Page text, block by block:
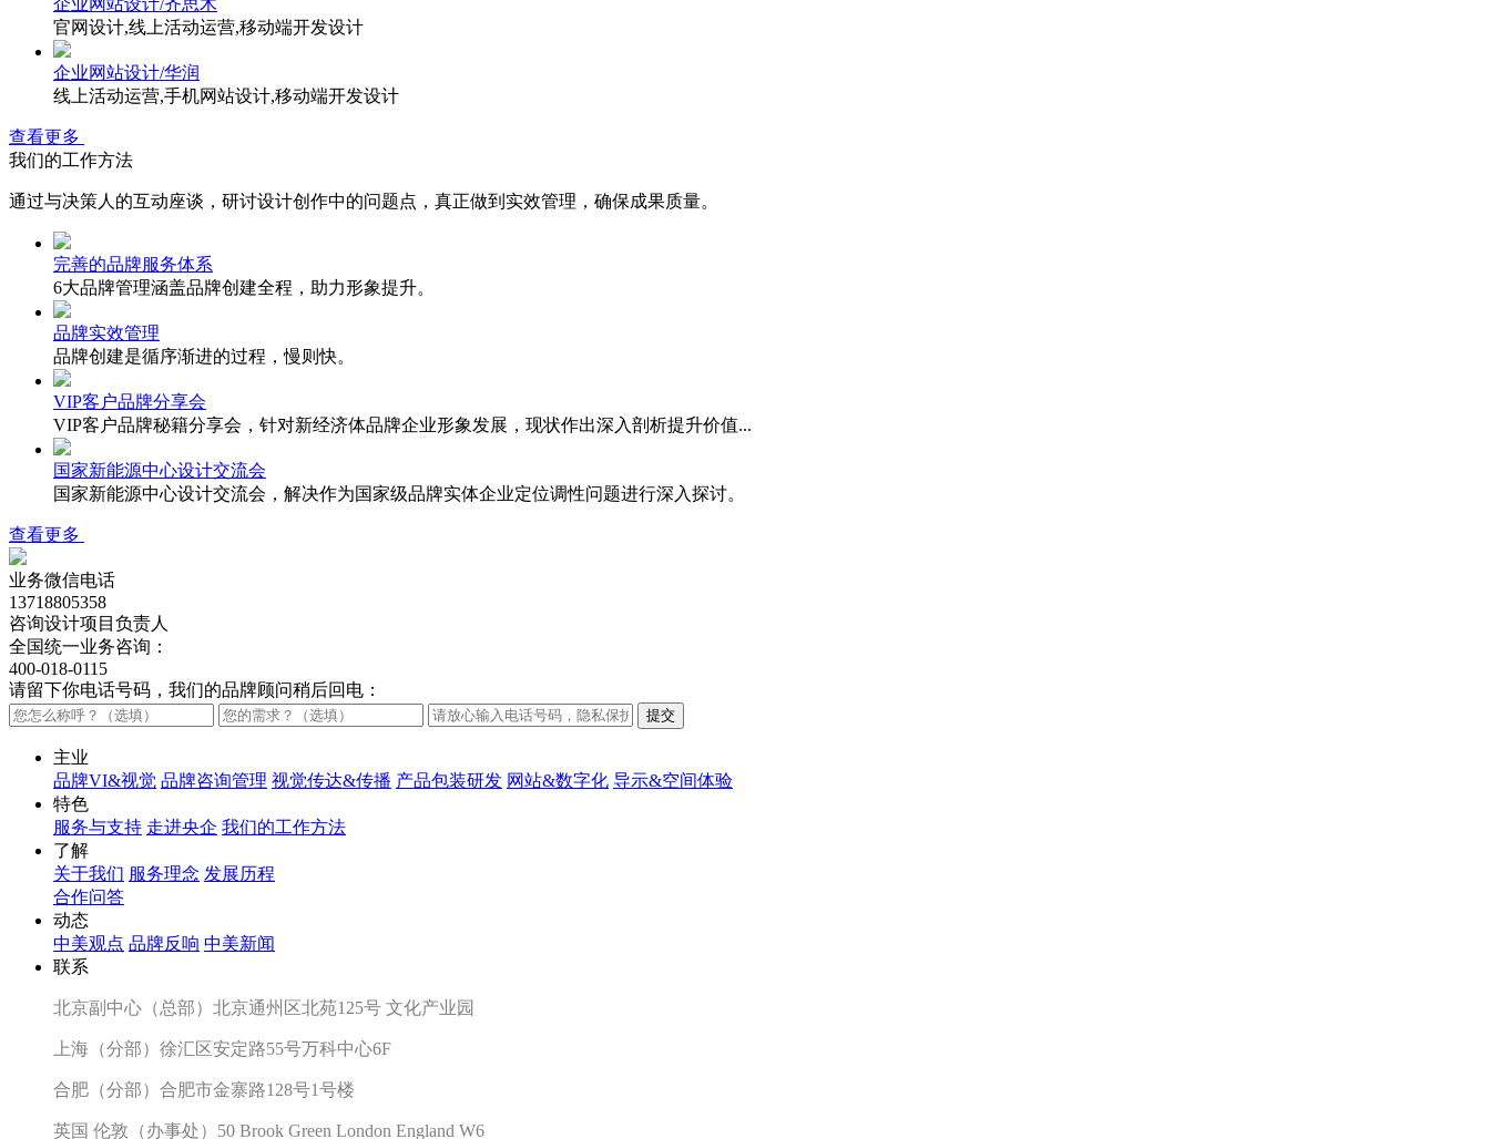
企业网站设计/齐思木
官网设计,线上活动运营,移动端开发设计
企业网站设计/华润
线上活动运营,手机网站设计,移动端开发设计
查看更多
我们的工作方法
通过与决策人的互动座谈，研讨设计创作中的问题点，真正做到实效管理，确保成果质量。
完善的品牌服务体系
6大品牌管理涵盖品牌创建全程，助力形象提升。
品牌实效管理
品牌创建是循序渐进的过程，慢则快。
VIP客户品牌分享会
VIP客户品牌秘籍分享会，针对新经济体品牌企业形象发展，现状作出深入剖析提升价值...
国家新能源中心设计交流会
国家新能源中心设计交流会，解决作为国家级品牌实体企业定位调性问题进行深入探讨。
查看更多
业务微信电话
13718805358
咨询设计项目负责人
全国统一业务咨询：
400-018-0115
请留下你电话号码，我们的品牌顾问稍后回电：
主业
品牌VI&视觉 品牌咨询管理 视觉传达&传播 产品包装研发 网站&数字化 导示&空间体验
特色
服务与支持 走进央企 我们的工作方法
了解
关于我们 服务理念 发展历程
合作问答
动态
中美观点 品牌反响 中美新闻
联系
北京副中心（总部）北京通州区北苑125号 文化产业园
上海（分部）徐汇区安定路55号万科中心6F
合肥（分部）合肥市金寨路128号1号楼
英国 伦敦（办事处）50 Brook Green London England W6